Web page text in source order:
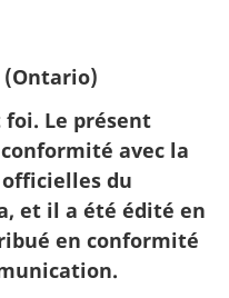
(Ontario)
foi. Le présent
avec la
du
et il a été édité en
en conformité